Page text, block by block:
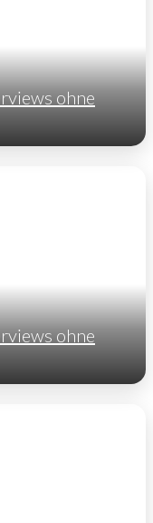
ohne
ohne